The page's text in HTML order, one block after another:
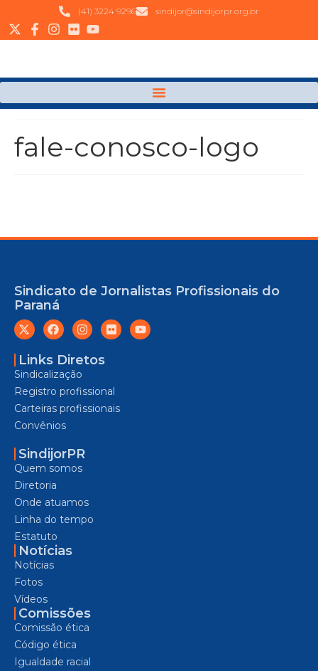
(41) 3224 9296 sindijor@sindijorpr.org.br
fale-conosco-logo
Sindicato de Jornalistas Profissionais do
Paraná
Links Diretos
Sindicalização
Registro profissional
Carteiras profissionais
Convênios
SindijorPR
Quem somos
Diretoria
Onde atuamos
Linha do tempo
Estatuto
Notícias
Notícias
Fotos
Vídeos
Comissões
Comissão ética
Código ética
Igualdade racial